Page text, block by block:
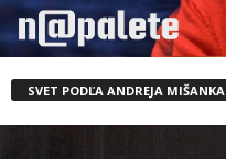
SVET PODĽA ANDREJA MIŠANKA